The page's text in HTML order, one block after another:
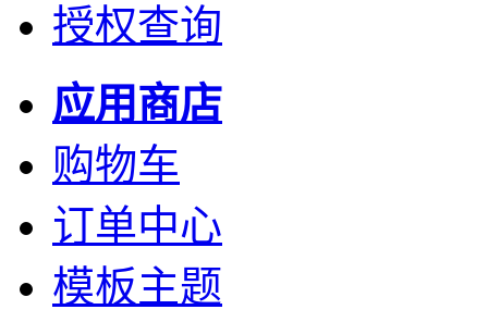
授权查询
应用商店
购物车
订单中心
模板主题